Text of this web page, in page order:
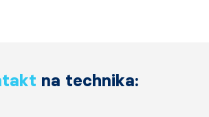
na technika: